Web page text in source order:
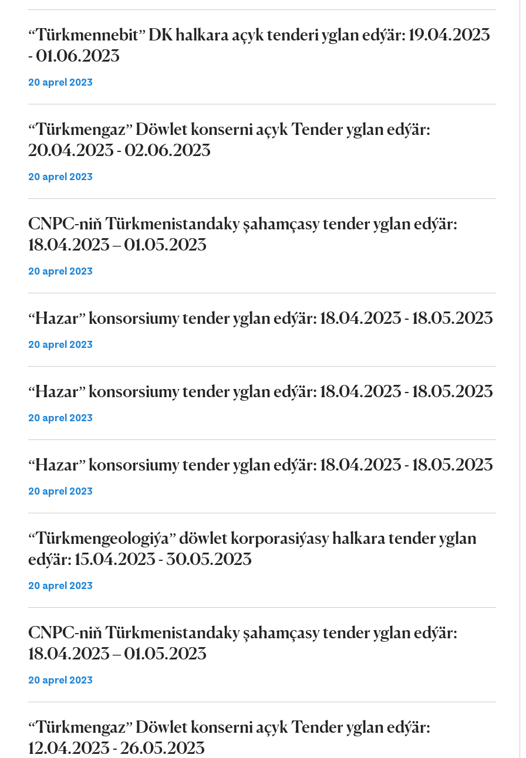
“Türkmennebit” DK halkara açyk tenderi yglan edýär: 19.04.2023
- 01.06.2023
20 aprel 2023
“Türkmengaz” Döwlet konserni açyk Tender yglan edýär:
20.04.2023 - 02.06.2023
20 aprel 2023
CNPC-niň Türkmenistandaky şahamçasy tender yglan edýär:
18.04.2023 – 01.05.2023
20 aprel 2023
“Hazar” konsorsiumy tender yglan edýär: 18.04.2023 - 18.05.2023
20 aprel 2023
“Hazar” konsorsiumy tender yglan edýär: 18.04.2023 - 18.05.2023
20 aprel 2023
“Hazar” konsorsiumy tender yglan edýär: 18.04.2023 - 18.05.2023
20 aprel 2023
“Türkmengeologiýa” döwlet korporasiýasy halkara tender yglan
edýär: 15.04.2023 - 30.05.2023
20 aprel 2023
CNPC-niň Türkmenistandaky şahamçasy tender yglan edýär:
18.04.2023 – 01.05.2023
20 aprel 2023
“Türkmengaz” Döwlet konserni açyk Tender yglan edýär:
12.04.2023 - 26.05.2023